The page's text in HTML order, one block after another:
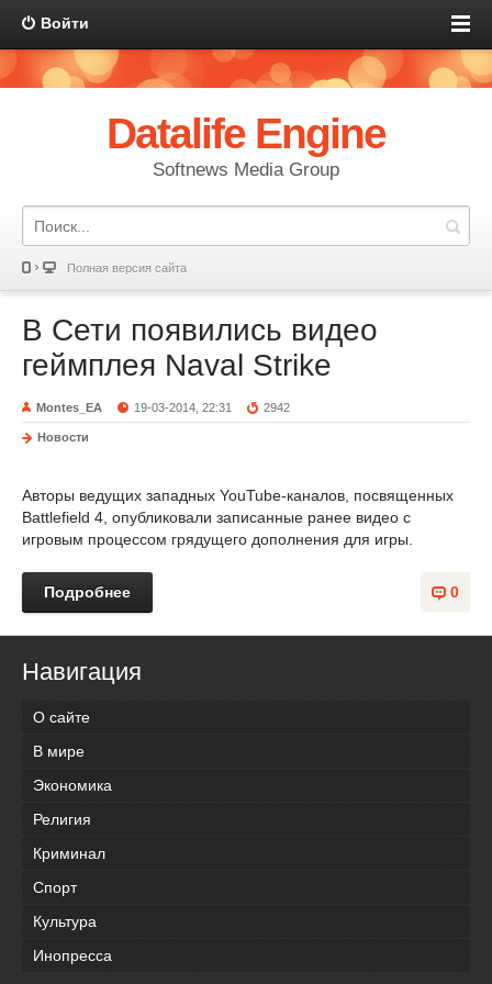
Войти
Datalife Engine
Softnews Media Group
Полная версия сайта
В Сети появились видео
геймплея Naval Strike
Montes_EA 19-03-2014, 22:31 2942
Новости
Авторы ведущих западных YouTube-каналов, посвященных
Battlefield 4, опубликовали записанные ранее видео с
игровым процессом грядущего дополнения для игры.
0
Подробнее
Навигация
О сайте
В мире
Экономика
Религия
Криминал
Спорт
Культура
Инопресса